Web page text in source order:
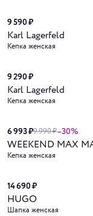
9 590 ₽
Karl Lagerfeld
Кепка женская
9 290 ₽
Karl Lagerfeld
Кепка женская
6 993 ₽9 990 ₽–30%
WEEKEND MAX
Кепка женская
14 690 ₽
HUGO
Шапка женская